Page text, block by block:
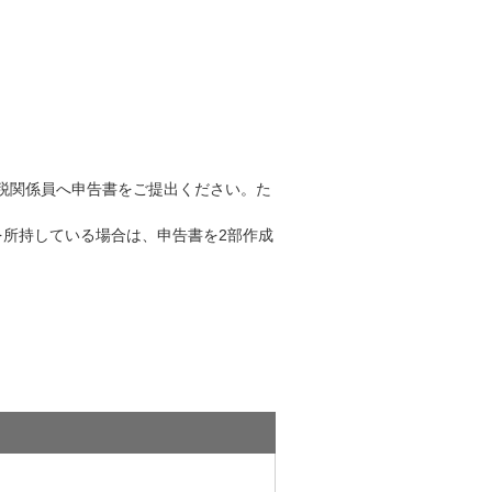
係員へ申告書をご提出ください。た
持している場合は、申告書を2部作成